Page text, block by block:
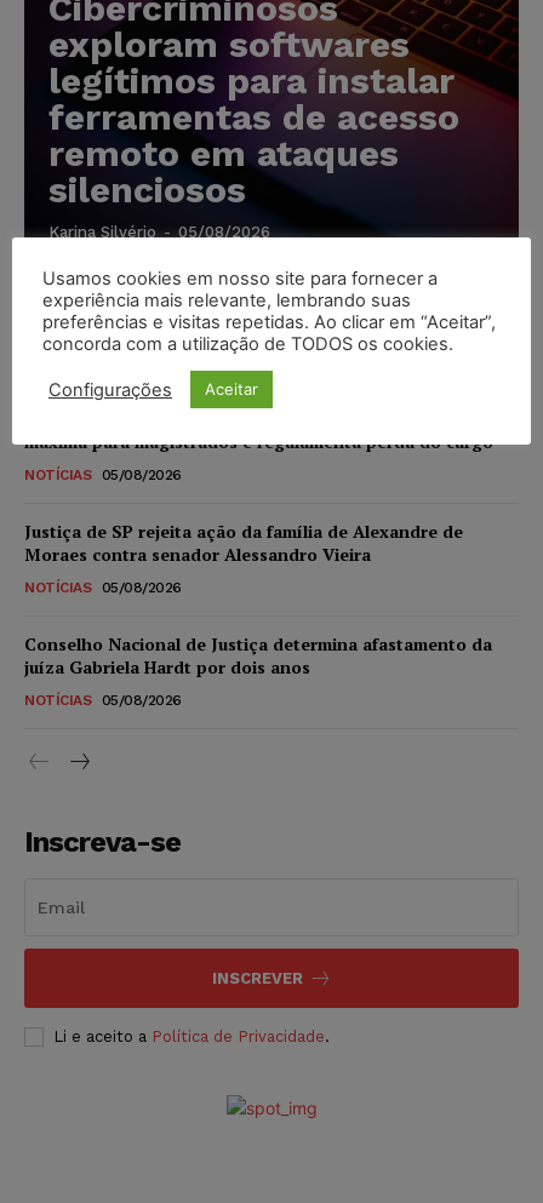
exploram softwares
legítimos para instalar
ferramentas de acesso
remoto em ataques
silenciosos
Karina Silvério - 05/08/2026
Anvisa prevê novas aprovações de canetas emagrecedoras
e reforça combate ao mercado ilegal
máxima para magistrados e regulamenta perda do cargo
NOTÍCIAS 05/08/2026
Justiça de SP rejeita ação da família de Alexandre de
Moraes contra senador Alessandro Vieira
NOTÍCIAS 05/08/2026
Conselho Nacional de Justiça determina afastamento da
juíza Gabriela Hardt por dois anos
NOTÍCIAS 05/08/2026
Inscreva-se
INSCREVER
Li e aceito a Política de Privacidade.
Usamos cookies em nosso site para fornecer a
experiência mais relevante, lembrando suas
preferências e visitas repetidas. Ao clicar em “Aceitar”,
concorda com a utilização de TODOS os cookies.
Configurações Aceitar